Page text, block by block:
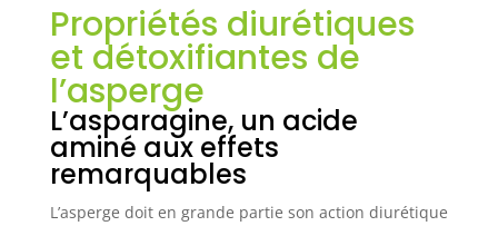
Propriétés diurétiques
et détoxifiantes de
l’asperge
L’asparagine, un acide
aminé aux effets
remarquables
L’asperge doit en grande partie son action diurétique